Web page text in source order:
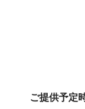
ご提供予定